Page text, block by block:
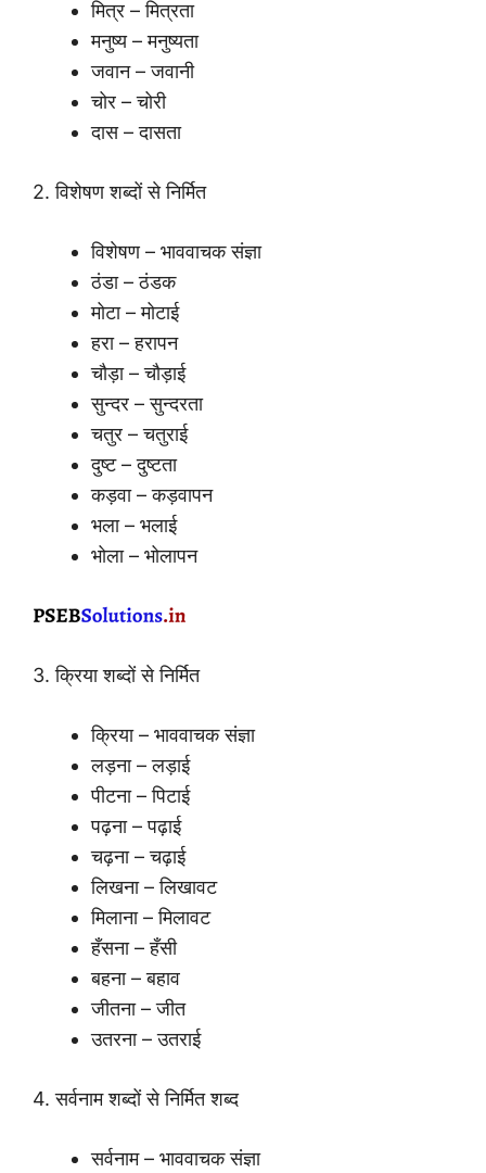
मित्र – मित्रता
मनुष्य – मनुष्यता
जवान – जवानी
चोर – चोरी
दास – दासता
2. विशेषण शब्दों से निर्मित
विशेषण – भाववाचक संज्ञा
ठंडा – ठंडक
मोटा – मोटाई
हरा – हरापन
चौड़ा – चौड़ाई
सुन्दर – सुन्दरता
चतुर – चतुराई
दुष्ट – दुष्टता
कड़वा – कड़वापन
भला – भलाई
भोला – भोलापन
3. क्रिया शब्दों से निर्मित
क्रिया – भाववाचक संज्ञा
लड़ना – लड़ाई
पीटना – पिटाई
पढ़ना – पढ़ाई
चढ़ना – चढ़ाई
लिखना – लिखावट
मिलाना – मिलावट
हँसना – हँसी
बहना – बहाव
जीतना – जीत
उतरना – उतराई
4. सर्वनाम शब्दों से निर्मित शब्द
सर्वनाम – भाववाचक संज्ञा